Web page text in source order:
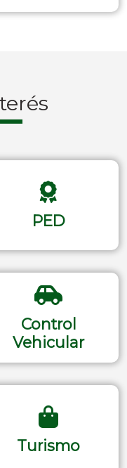
PED
Control
Vehicular
Turismo